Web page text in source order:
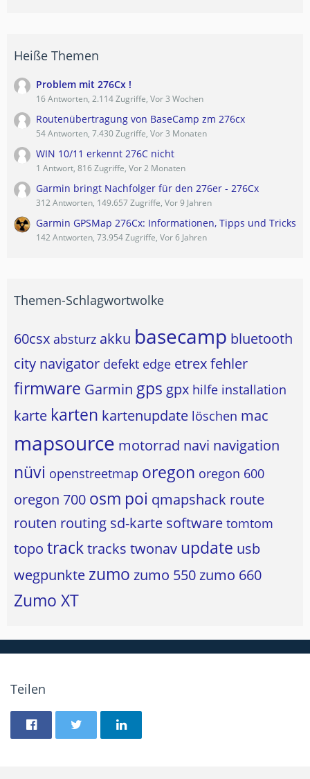
Heiße Themen
Problem mit 276Cx !
16 Antworten, 2.114 Zugriffe, Vor 3 Wochen
Routenübertragung von BaseCamp zm 276cx
54 Antworten, 7.430 Zugriffe, Vor 3 Monaten
WIN 10/11 erkennt 276C nicht
1 Antwort, 816 Zugriffe, Vor 2 Monaten
Garmin bringt Nachfolger für den 276er - 276Cx
312 Antworten, 149.657 Zugriffe, Vor 9 Jahren
Garmin GPSMap 276Cx: Informationen, Tipps und Tricks
142 Antworten, 73.954 Zugriffe, Vor 6 Jahren
Themen-Schlagwortwolke
60csx absturz akku basecamp bluetooth
city navigator defekt edge etrexfehler
firmware Garmin gps gpx hilfe installation
karte karten kartenupdate löschen mac
mapsource motorrad navi navigation
nüvi openstreetmap oregon oregon 600
oregon 700 osm poi qmapshack route
routen routing sd-karte software tomtom
topo tracktracks twonav update usb
wegpunkte zumo zumo 550zumo 660
Zumo XT
Teilen